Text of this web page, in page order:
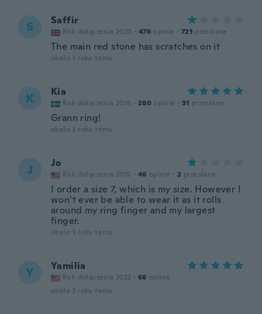
S Saffir
Rok dołączenia 2020 · 476 opinie · 721 przesłane
The main red stone has scratches on it
około 3 roku temu
K Kia
Rok dołączenia 2016 · 280 opinie · 31 przesłane
Grann ring!
około 3 roku temu
J Jo
Rok dołączenia 2015 · 46 opinie · 2 przesłane
I order a size 7, which is my size. However I
won’t ever be able to wear it as it rolls
around my ring finger and my largest
finger.
około 3 roku temu
Y Yamilia
Rok dołączenia 2022 · 68 opinie
około 3 roku temu